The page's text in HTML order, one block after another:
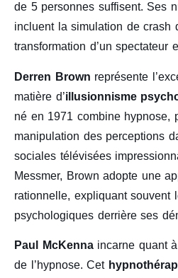
de 5 personnes suffisent. Ses
incluent la simulation de crash
transformation d’un spectateur
Derren Brown représente
matière d’illusionnisme
né en 1971 combine hypnose,
manipulation des perceptions
sociales télévisées
Messmer, Brown adopte une
rationnelle, expliquant souvent
psychologiques derrière ses
Paul McKennaincarne quant
de l’hypnose. Cet